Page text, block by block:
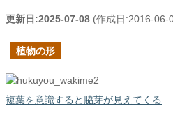
更新日:2025-07-08 (作成日:2016-06-
植物の形
複葉を意識すると脇芽が見えてくる